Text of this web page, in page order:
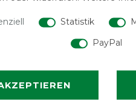
das passende
ist nicht im
unten).
Statistik
PayPal